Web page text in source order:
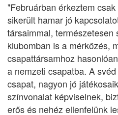
"Februárban érkeztem
sikerült hamar jó
társaimmal, természetesen
klubomban is a mérkőzés,
csapattársamhoz
a nemzeti csapatba. A
csapat, nagyon jó
színvonalat képviselnek,
erős és nehéz ellenfelünk